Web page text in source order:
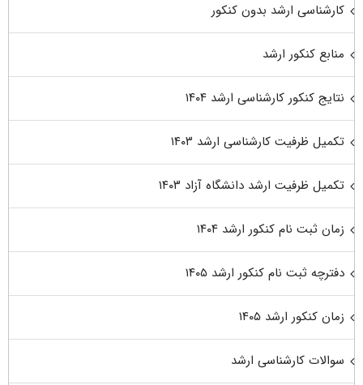
کارشناسی ارشد بدون کنکور
منابع کنکور ارشد
نتایج کنکور کارشناسی ارشد ۱۴۰۴
تکمیل ظرفیت کارشناسی ارشد ۱۴۰۳
تکمیل ظرفیت ارشد دانشگاه آزاد ۱۴۰۳
زمان ثبت نام کنکور ارشد ۱۴۰۴
دفترچه ثبت نام کنکور ارشد ۱۴۰۵
زمان کنکور ارشد ۱۴۰۵
سوالات کارشناسی ارشد